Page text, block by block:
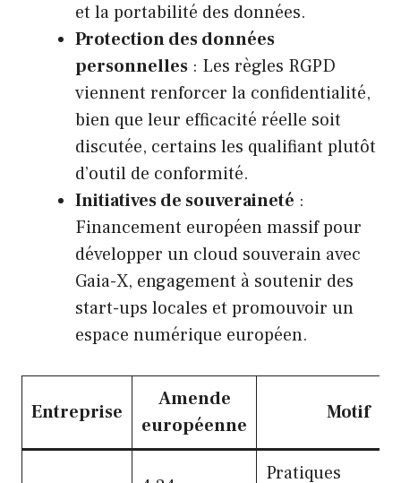
et la portabilité des données.
Protection des données
personnelles : Les règles RGPD
viennent renforcer la confidentialité,
bien que leur efficacité réelle soit
discutée, certains les qualifiant plutôt
d’outil de conformité.
Initiatives de souveraineté :
Financement européen massif pour
développer un cloud souverain avec
Gaia-X, engagement à soutenir des
start-ups locales et promouvoir un
espace numérique européen.
Entreprise
Amende
européenne
Motif
Pratiques